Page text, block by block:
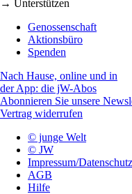
→ Unterstützen
Genossenschaft
Aktionsbüro
Spenden
Nach Hause, online und in
der App: die jW-Abos
Abonnieren Sie unsere
Vertrag widerrufen
© junge Welt
© JW
Impressum/Datenschutz
AGB
Hilfe